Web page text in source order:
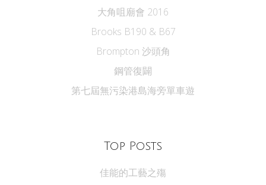
大角咀廟會 2016
Brooks B190 & B67
Brompton 沙頭角
鋼管復闢
第七屆無污染港島海旁單車遊
Top Posts
佳能的工藝之殤